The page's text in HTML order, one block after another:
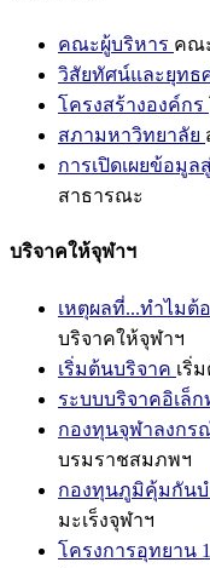
คณะผู้บริหาร คณ
วิสัยทัศน์และยุทธ
โครงสร้างองค์กร
สภามหาวิทยาลัย
การเปิดเผยข้อมู
สาธารณะ
บริจาคให้จุฬาฯ
เหตุผลที่...ทำไมต้
บริจาคให้จุฬาฯ
เริ่มต้นบริจาค เริ่
ระบบบริจาคอิเล็
กองทุนจุฬาลงก
บรมราชสมภพฯ
กองทุนภูมิคุ้มกันบ
มะเร็งจุฬาฯ
โครงการอุทยาน